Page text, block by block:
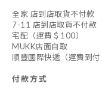
全家 店到店取貨不付款
7-11 店到店取貨不付款
宅配（運費＄100）
MUKK店面自取
順豐國際快遞（運費到
付款方式